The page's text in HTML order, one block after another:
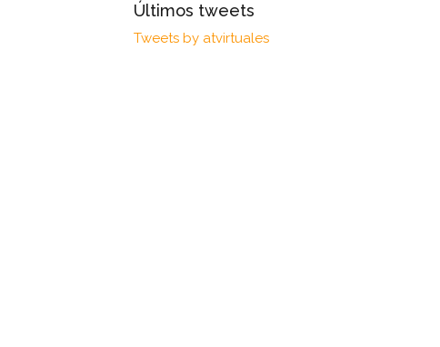
Últimos tweets
Tweets by atvirtuales